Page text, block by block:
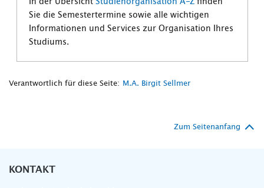
In der Übersicht Studienorganisation A-Zfinden
Sie die Semestertermine sowie alle wichtigen
Informationen und Services zur Organisation Ihres
Studiums.
Verantwortlich für diese Seite: M.A. Birgit Sellmer
Zum Seitenanfang
KONTAKT